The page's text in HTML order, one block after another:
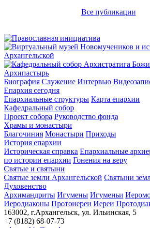
Все публикации
Архипастырь
Биография Служение Интервью
Епархия сегодня
Епархиальные структуры Карта епархии
Кафедральный собор
Проект собора Руководство фонда
Храмы и монастыри
Благочиния Монастыри Приходы
История епархии
Историческая справка Епархиальные
по истории епархии Гонения на веру
Святые и святыни
Святые земли Архангельской Святыни
Духовенство
Архимандриты Игумены Игуменьи
Иеродиаконы Протоиереи Иереи
163002, г.Архангельск, ул. Ильинская, 5
+7 (8182) 68-07-73